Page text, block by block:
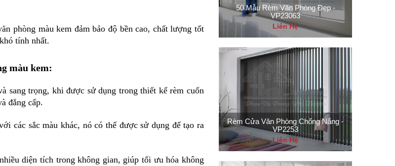
phòng màu kem đảm bảo độ bền cao, chất lượng tốt
tính nhất.
màu kem:
sang trọng, khi được sử dụng trong thiết kế rèm cuốn
đẳng cấp.
các sắc màu khác, nó có thể được sử dụng để tạo ra
diện tích trong không gian, giúp tối ưu hóa không
50 Mẫu Rèm Văn Phòng Đẹp -
VP23063
Liên Hệ
Rèm Cửa Văn Phòng Chống Nắng -
VP2253
Liên Hệ